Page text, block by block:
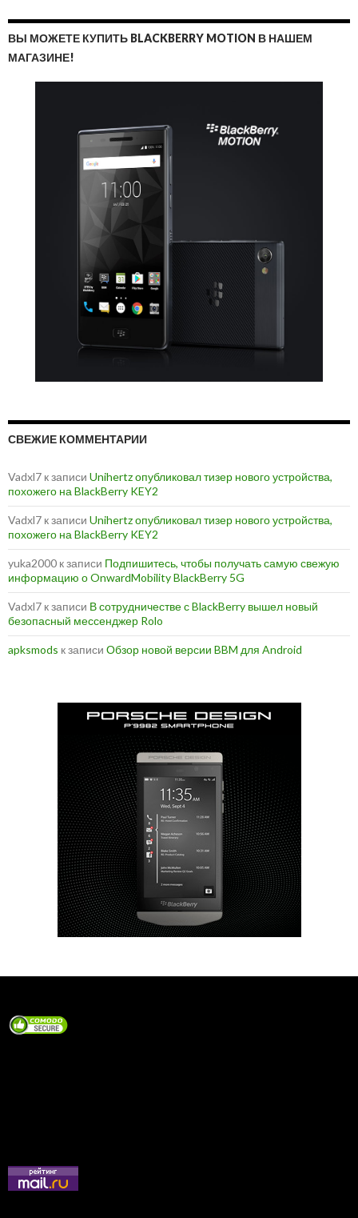
ВЫ МОЖЕТЕ КУПИТЬ BLACKBERRY MOTION В НАШЕМ
МАГАЗИНЕ!
СВЕЖИЕ КОММЕНТАРИИ
Vadxl7 к записи Unihertz опубликовал тизер нового устройства,
похожего на BlackBerry KEY2
Vadxl7 к записи Unihertz опубликовал тизер нового устройства,
похожего на BlackBerry KEY2
yuka2000 к записи Подпишитесь, чтобы получать самую свежую
информацию о OnwardMobility BlackBerry 5G
Vadxl7 к записи В сотрудничестве с BlackBerry вышел новый
безопасный мессенджер Rolo
apksmods к записи Обзор новой версии BBM для Android